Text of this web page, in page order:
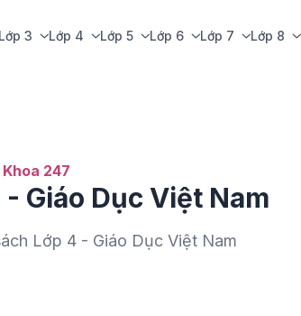
Lớp 3 Lớp 4 Lớp 5 Lớp 6 Lớp 7 Lớp 8
247
Giáo Dục Việt Nam
Lớp 4 - Giáo Dục Việt Nam